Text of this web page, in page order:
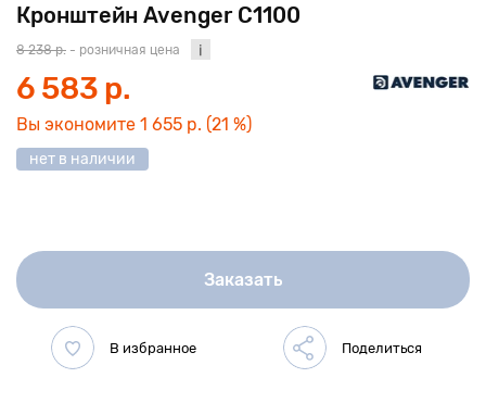
Кронштейн Avenger C1100
8 238 р. - розничная цена
6 583 р.
Вы экономите 1 655 р. (21 %)
нет в наличии
Заказать